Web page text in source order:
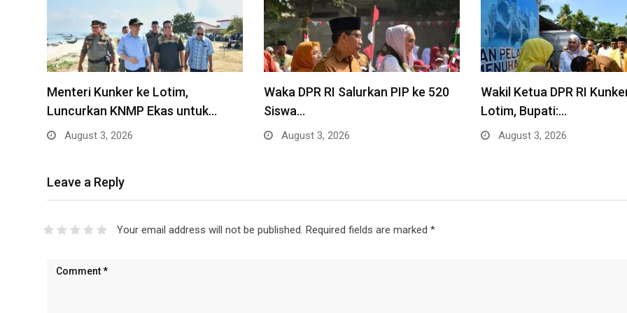
Menteri Kunker ke Lotim,
Luncurkan KNMP Ekas untuk…
August 3, 2026
Waka DPR RI Salurkan PIP ke 520
Siswa…
August 3, 2026
Wakil Ketua DPR RI
Lotim, Bupati:…
August 3, 2026
Leave a Reply
Your email address will not be published. Required fields are marked *